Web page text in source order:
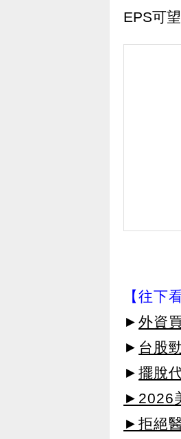
EPS可
【往下
► 外資
► 台股
► 擺脫
►2026
►拒絕